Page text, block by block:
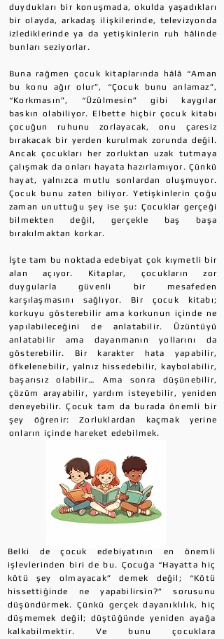
duydukları bir konuşmada, okulda yaşadıkları
bir olayda, arkadaş ilişkilerinde, televizyonda
izlediklerinde ya da yetişkinlerin ruh hâlinde
bunları seziyorlar.
Buna rağmen çocuk kitaplarında hâlâ “Aman
bu konu ağır olur”, “Çocuk bunu anlamaz”,
“Korkmasın”, “Üzülmesin” gibi kaygılar
baskın olabiliyor. Elbette hiçbir çocuk kitabı
çocuğun ruhunu zorlayacak, onu çaresiz
bırakacak bir yerden kurulmak zorunda değil.
Ancak çocukları her zorluktan uzak tutmaya
çalışmak da onları hayata hazırlamıyor. Çünkü
hayat, yalnızca mutlu sonlardan oluşmuyor.
Çocuk bunu zaten biliyor. Yetişkinlerin çoğu
zaman unuttuğu şey ise şu: Çocuklar gerçeği
bilmekten değil, gerçekle baş başa
bırakılmaktan korkar.
İşte tam bu noktada edebiyat çok kıymetli bir
alan açıyor. Kitaplar, çocukların zor
duygularla güvenli bir mesafeden
karşılaşmasını sağlıyor. Bir çocuk kitabı;
korkuyu gösterebilir ama korkunun içinde ne
yapılabileceğini de anlatabilir. Üzüntüyü
anlatabilir ama dayanmanın yollarını da
gösterebilir. Bir karakter hata yapabilir,
öfkelenebilir, yalnız hissedebilir, kaybolabilir,
başarısız olabilir… Ama sonra düşünebilir,
çözüm arayabilir, yardım isteyebilir, yeniden
deneyebilir. Çocuk tam da burada önemli bir
şey öğrenir: Zorluklardan kaçmak yerine
onların içinde hareket edebilmek.
Belki de çocuk edebiyatının en önemli
işlevlerinden biri de bu. Çocuğa “Hayatta hiç
kötü şey olmayacak” demek değil; “Kötü
hissettiğinde ne yapabilirsin?” sorusunu
düşündürmek. Çünkü gerçek dayanıklılık, hiç
düşmemek değil; düştüğünde yeniden ayağa
kalkabilmektir. Ve bunu çocuklara